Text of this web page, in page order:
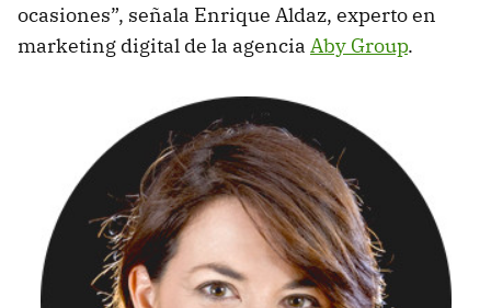
ocasiones”, señala Enrique Aldaz, experto en
marketing digital de la agencia Aby Group.